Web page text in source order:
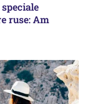
ruse: Am